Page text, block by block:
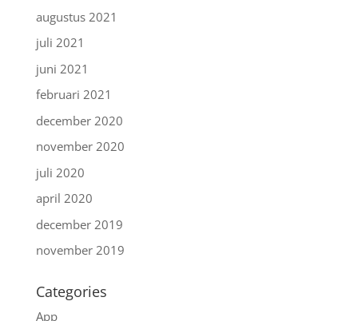
augustus 2021
juli 2021
juni 2021
februari 2021
december 2020
november 2020
juli 2020
april 2020
december 2019
november 2019
Categories
App